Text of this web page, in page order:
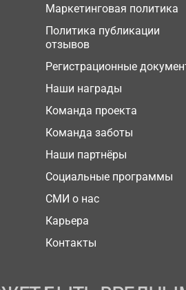
Маркетинговая политика
Политика публикации
отзывов
Регистрационные
Наши награды
Команда проекта
Команда заботы
Наши партнёры
Социальные программы
СМИ о нас
Карьера
Контакты